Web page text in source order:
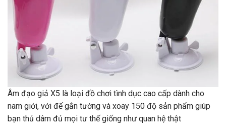
Âm đạo giả X5 là loại đồ chơi tình dục cao cấp dành cho
nam giới, với đế gắn tường và xoay 150 độ sản phẩm giúp
bạn thủ dâm đủ mọi tư thế giống như quan hệ thật